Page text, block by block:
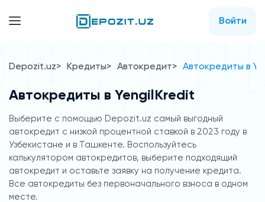
Войти
Depozit.uz Кредиты Автокредит Автокредиты в
Автокредиты в YengilKredit
Выберите с помощью Depozit.uz самый выгодный
автокредит с низкой процентной ставкой в 2023 году в
Узбекистане и в Ташкенте. Воспользуйтесь
калькулятором автокредитов, выберите подходящий
автокредит и оставьте заявку на получение кредита.
Все автокредиты без первоначального взноса в одном
месте.